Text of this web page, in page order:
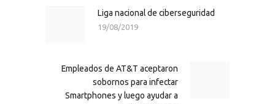
entradasPrevious
post:
Liga nacional de ciberseguridad
19/08/2019
post:
Empleados de AT&T aceptaron
sobornos para infectar
Smartphones y luego ayudar a